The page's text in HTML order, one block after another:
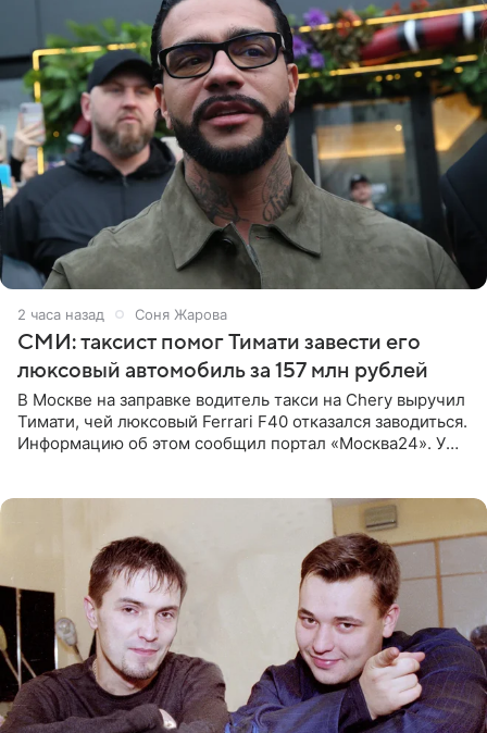
2 часа назад Соня Жарова
СМИ: таксист помог Тимати завести его
люксовый автомобиль за 157 млн рублей
В Москве на заправке водитель такси на Chery выручил
Тимати, чей люксовый Ferrari F40 отказался заводиться.
Информацию об этом сообщил портал «Москва24». У